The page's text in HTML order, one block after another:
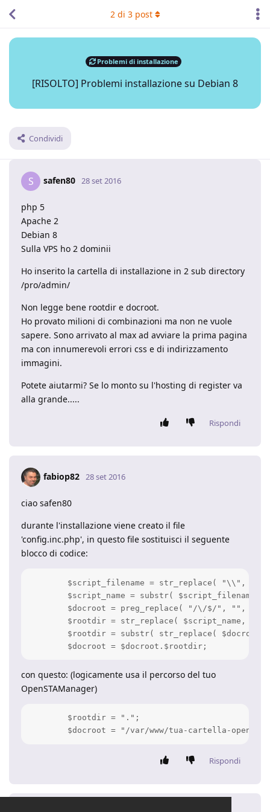
Problemi di installazione
[RISOLTO] Problemi installazione su Debian 8
Condividi
2di 3post
S safen80 28 set 2016
php 5
Apache 2
Debian 8
Sulla VPS ho 2 dominii
Ho inserito la cartella di installazione in 2 sub directory
/pro/admin/
Non legge bene rootdir e docroot.
Ho provato milioni di combinazioni ma non ne vuole
sapere. Sono arrivato al max ad avviare la prima pagina
ma con innumerevoli errori css e di indirizzamento
immagini.
Potete aiutarmi? Se lo monto su l'hosting di register va
alla grande.....
Rispondi
fabiop82 28 set 2016
ciao safen80
durante l'installazione viene creato il file
'config.inc.php', in questo file sostituisci il seguente
blocco di codice:
con questo: (logicamente usa il percorso del tuo
OpenSTAManager)
Rispondi